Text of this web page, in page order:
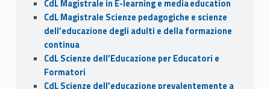
CdL Magistrale in E-learning e media education
CdL Magistrale Scienze pedagogiche e scienze
dell’educazione degli adulti e della formazione
continua
CdL Scienze dell’Educazione per Educatori e
Formatori
CdL Scienze dell’educazione prevalentemente a